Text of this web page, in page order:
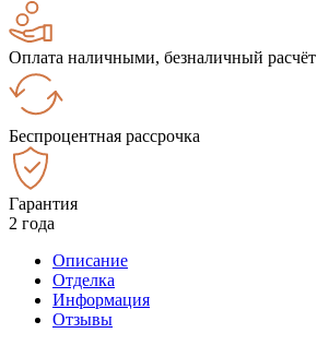
Оплата наличными, безналичный расчёт
Беспроцентная рассрочка
Гарантия
2 года
Описание
Отделка
Информация
Отзывы